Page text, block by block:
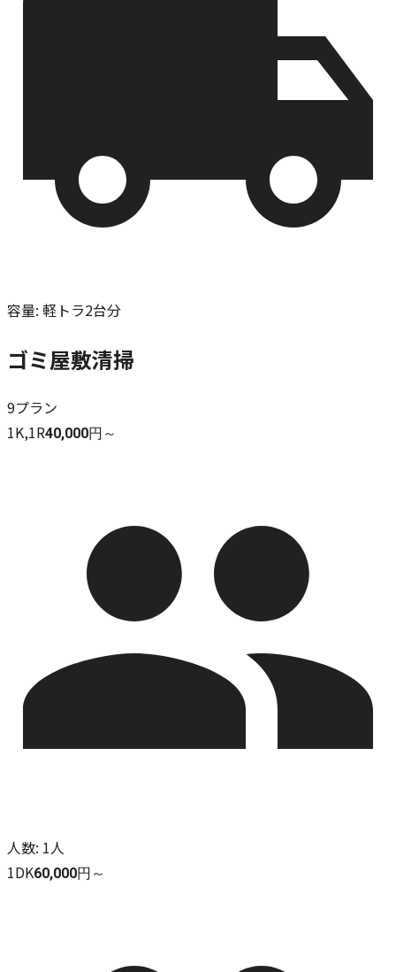
容量: 軽トラ2台分
ゴミ屋敷清掃
9プラン
1K,1R40,000円～
人数: 1人
1DK60,000円～